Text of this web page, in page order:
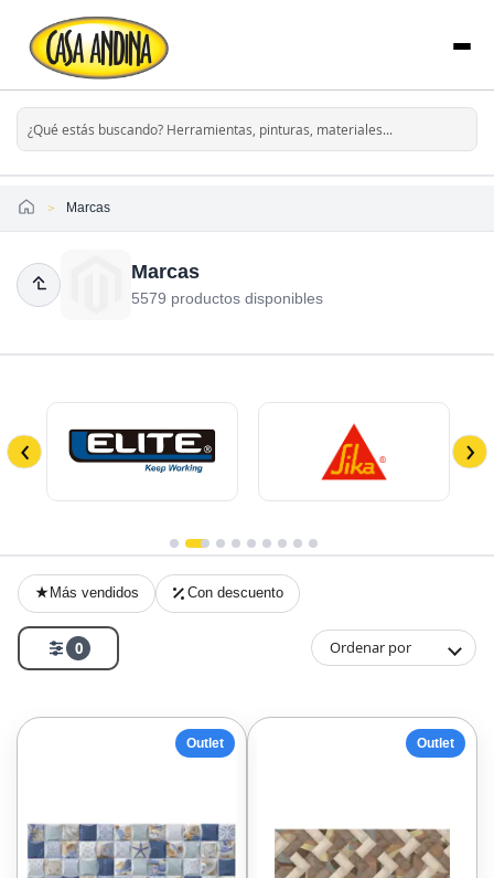
HomeMarcas
Marcas
5579 productos disponibles
‹ ›
Más vendidos Con descuento
0 Ordenar por
Outlet Outlet